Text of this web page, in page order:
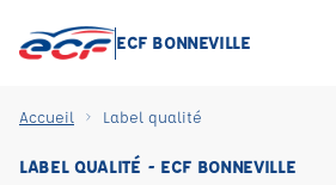
ECF BONNEVILLE
Accueil Label qualité
LABEL QUALITÉ - ECF BONNEVILLE